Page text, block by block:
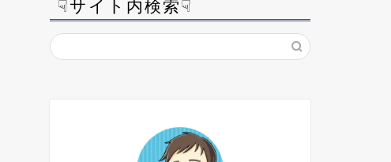
☟サイト内検索☟